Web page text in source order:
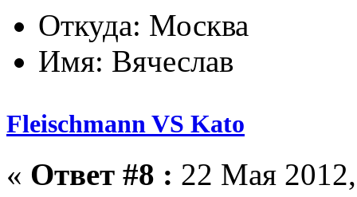
Откуда: Москва
Имя: Вячеслав
Fleischmann VS Kato
« Ответ #8 : 22 Мая